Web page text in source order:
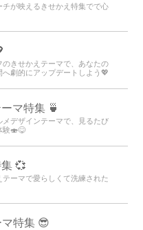
が映えるきせかえ特集でで心
きせかえテーマで、あなたの
劇的にアップデートしよう💖
マ特集 🍵
デザインテーマで、見るたび
験🍣😋
💞
ーマで愛らしくて洗練された
特集 😎